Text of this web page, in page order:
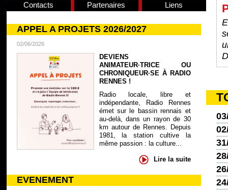
Contacts Partenaires Liens
APPEL A PROJETS 2026/2027
02/06/2026
DEVIENS
ANIMATEUR·TRICE OU
CHRONIQUEUR·SE À RADIO
RENNES !
Radio locale, libre et
indépendante, Radio Rennes
émet sur le bassin rennais et
au-delà, dans un rayon de 30
km autour de Rennes. Depuis
1981, la station cultive la
même passion : la culture...
Lire la suite
EVENEMENT